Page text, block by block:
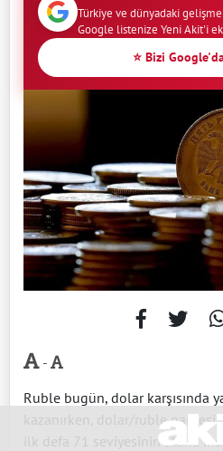
Türkiye ve dünyadaki
Google listenize Yeni Akit'i
⭐ Bizi
-
Ruble bugün, dolar karşısında
kazanırken, dolar/ruble paritesi
ilk defa 71 seviyesinin altına